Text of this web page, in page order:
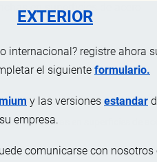
EXTERIOR
internacional? registre ahora
el siguiente formulario.
y las versiones estandar
empresa.
comunicarse con nosotros
en superficies de acero
y abrasivos; Ausente de
manchas en superficies de